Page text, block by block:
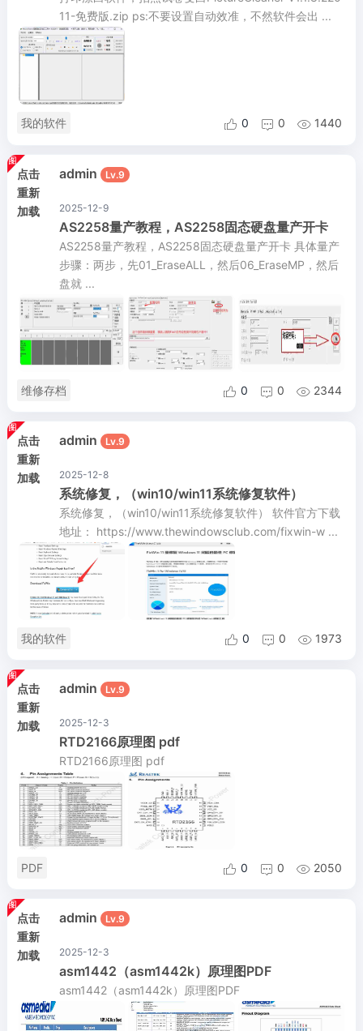
11-免费版.zip ps:不要设置自动效准，不然软件会出 ...
我的软件  0  0  1440
点击
重新
加载
admin Lv.9
2025-12-9
AS2258量产教程，AS2258固态硬盘量产开卡
AS2258量产教程，AS2258固态硬盘量产开卡 具体量产
步骤：两步，先01_EraseALL，然后06_EraseMP，然后
盘就 ...
维修存档  0  0  2344
点击
重新
加载
admin Lv.9
2025-12-8
系统修复，（win10/win11系统修复软件）
系统修复，（win10/win11系统修复软件） 软件官方下载
地址： https://www.thewindowsclub.com/fixwin-w ...
我的软件  0  0  1973
点击
重新
加载
admin Lv.9
2025-12-3
RTD2166原理图 pdf
RTD2166原理图 pdf
PDF  0  0  2050
点击
重新
加载
admin Lv.9
2025-12-3
asm1442（asm1442k）原理图PDF
asm1442（asm1442k）原理图PDF